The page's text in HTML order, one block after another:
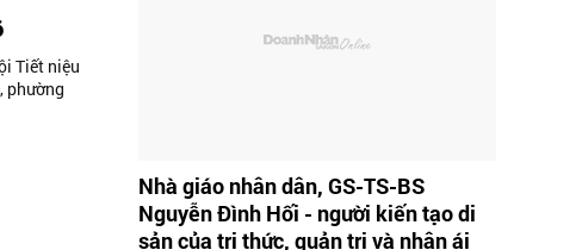
Tiết niệu
phường
Nhà giáo nhân dân, GS-TS-BS
Nguyễn Đình Hối - người kiến tạo di
sản của tri thức, quản trị và nhân ái